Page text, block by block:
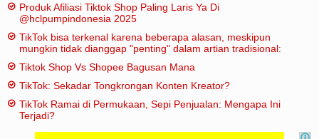
Produk Afiliasi Tiktok Shop Paling Laris Ya Di
@hclpumpindonesia 2025
TikTok bisa terkenal karena beberapa alasan, meskipun
mungkin tidak dianggap "penting" dalam artian tradisional:
Tiktok Shop Vs Shopee Bagusan Mana
TikTok: Sekadar Tongkrongan Konten Kreator?
TikTok Ramai di Permukaan, Sepi Penjualan: Mengapa Ini
Terjadi?